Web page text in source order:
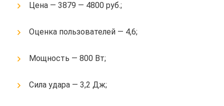
Цена — 3879 — 4800 руб.;
Оценка пользователей — 4,6;
Мощность — 800 Вт;
Сила удара — 3,2 Дж;